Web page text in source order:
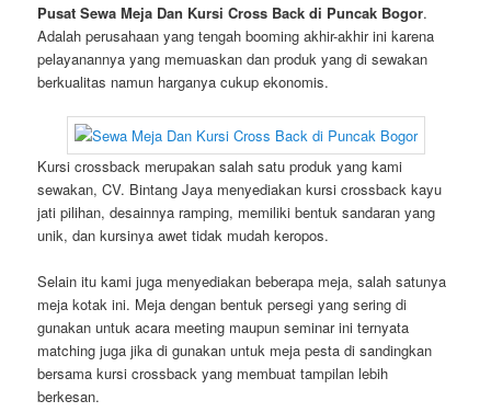
Pusat Sewa Meja Dan Kursi Cross Back di Puncak Bogor.
Adalah perusahaan yang tengah booming akhir-akhir ini karena
pelayanannya yang memuaskan dan produk yang di sewakan
berkualitas namun harganya cukup ekonomis.
Kursi crossback merupakan salah satu produk yang kami
sewakan, CV. Bintang Jaya menyediakan kursi crossback kayu
jati pilihan, desainnya ramping, memiliki bentuk sandaran yang
unik, dan kursinya awet tidak mudah keropos.
Selain itu kami juga menyediakan beberapa meja, salah satunya
meja kotak ini. Meja dengan bentuk persegi yang sering di
gunakan untuk acara meeting maupun seminar ini ternyata
matching juga jika di gunakan untuk meja pesta di sandingkan
bersama kursi crossback yang membuat tampilan lebih
berkesan.